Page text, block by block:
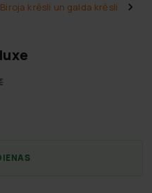
Biroja krēsli un galda krēsli